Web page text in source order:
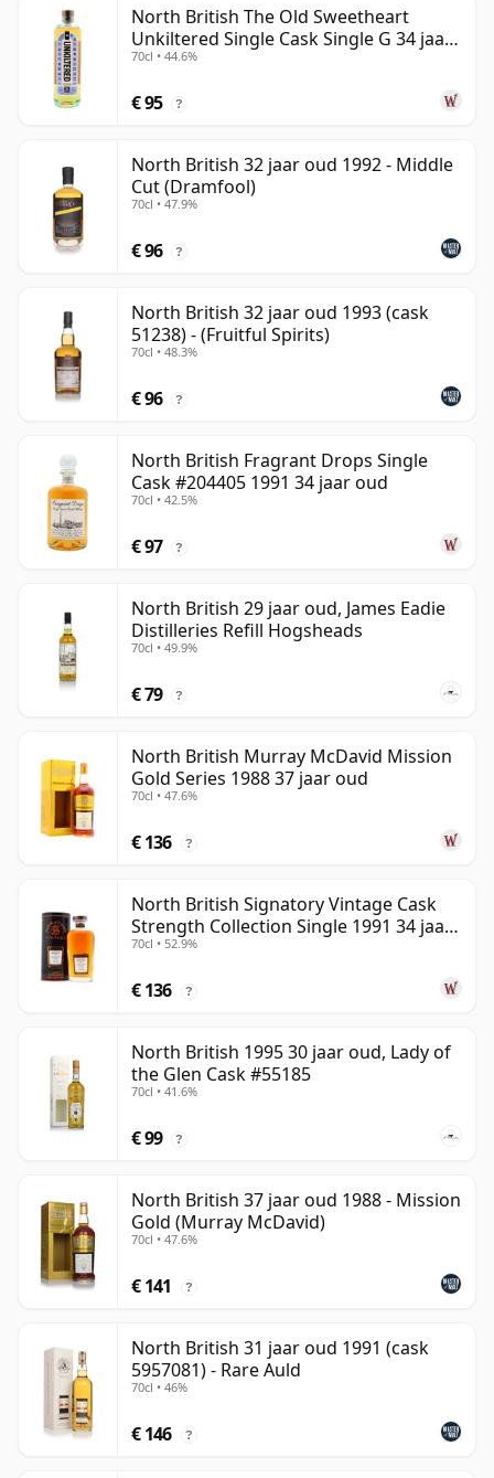
North British The Old Sweetheart
Unkiltered Single Cask Single G 34 jaar
oud
70cl • 44.6%
€ 95 ?
North British 32 jaar oud 1992 - Middle
Cut (Dramfool)
70cl • 47.9%
€ 96 ?
North British 32 jaar oud 1993 (cask
51238) - (Fruitful Spirits)
70cl • 48.3%
€ 96 ?
North British Fragrant Drops Single
Cask #204405 1991 34 jaar oud
70cl • 42.5%
€ 97 ?
North British 29 jaar oud, James Eadie
Distilleries Refill Hogsheads
70cl • 49.9%
€ 79 ?
North British Murray McDavid Mission
Gold Series 1988 37 jaar oud
70cl • 47.6%
€ 136 ?
North British Signatory Vintage Cask
Strength Collection Single 1991 34 jaar
oud
70cl • 52.9%
€ 136 ?
North British 1995 30 jaar oud, Lady of
the Glen Cask #55185
70cl • 41.6%
€ 99 ?
North British 37 jaar oud 1988 - Mission
Gold (Murray McDavid)
70cl • 47.6%
€ 141 ?
North British 31 jaar oud 1991 (cask
5957081) - Rare Auld
70cl • 46%
€ 146 ?